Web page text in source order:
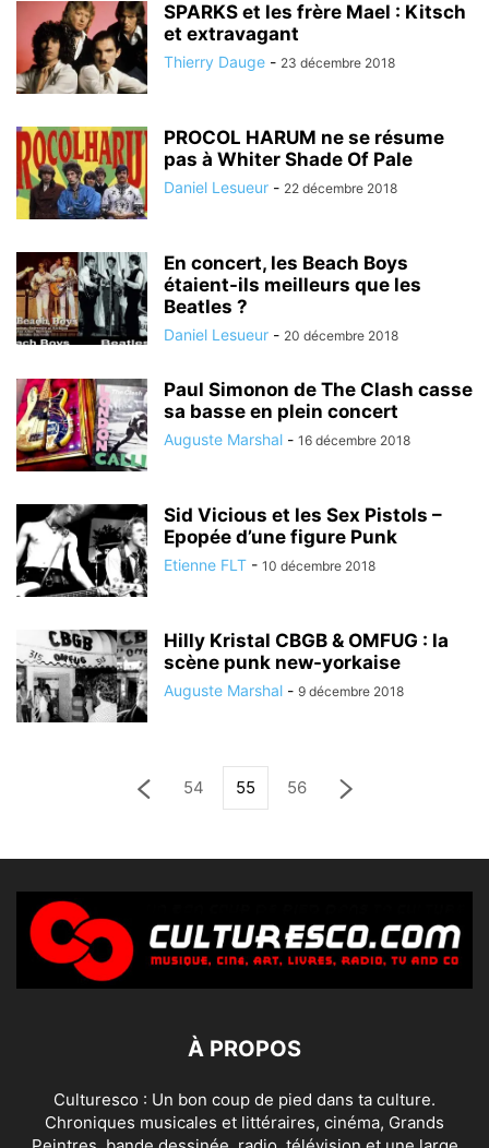
SPARKS et les frère Mael : Kitsch
et extravagant
Thierry Dauge - 23 décembre 2018
PROCOL HARUM ne se résume
pas à Whiter Shade Of Pale
Daniel Lesueur - 22 décembre 2018
En concert, les Beach Boys
étaient-ils meilleurs que les
Beatles ?
Daniel Lesueur - 20 décembre 2018
Paul Simonon de The Clash casse
sa basse en plein concert
Auguste Marshal - 16 décembre 2018
Sid Vicious et les Sex Pistols –
Epopée d’une figure Punk
Etienne FLT - 10 décembre 2018
Hilly Kristal CBGB & OMFUG : la
scène punk new-yorkaise
Auguste Marshal - 9 décembre 2018
54 55 56
À PROPOS
Culturesco : Un bon coup de pied dans ta culture.
Chroniques musicales et littéraires, cinéma, Grands